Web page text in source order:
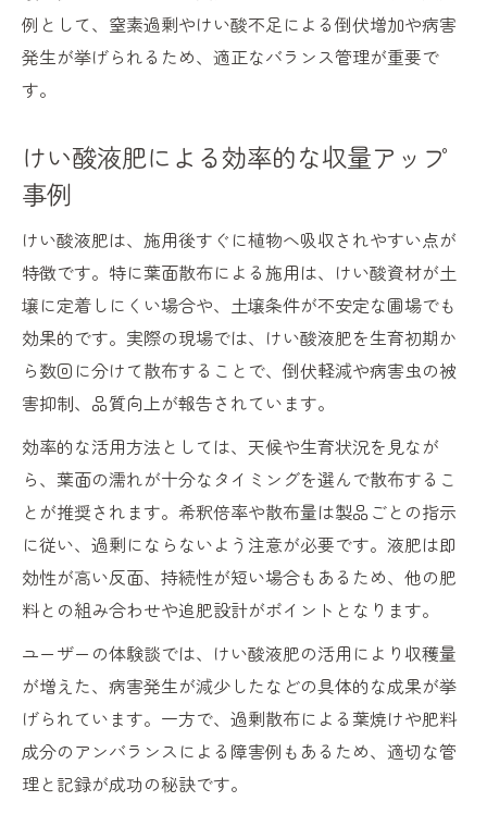
例として、窒素過剰やけい酸不足による倒伏増加や病害
発生が挙げられるため、適正なバランス管理が重要で
す。
けい酸液肥による効率的な収量アップ
事例
けい酸液肥は、施用後すぐに植物へ吸収されやすい点が
特徴です。特に葉面散布による施用は、けい酸資材が土
壌に定着しにくい場合や、土壌条件が不安定な圃場でも
効果的です。実際の現場では、けい酸液肥を生育初期か
ら数回に分けて散布することで、倒伏軽減や病害虫の被
害抑制、品質向上が報告されています。
効率的な活用方法としては、天候や生育状況を見なが
ら、葉面の濡れが十分なタイミングを選んで散布するこ
とが推奨されます。希釈倍率や散布量は製品ごとの指示
に従い、過剰にならないよう注意が必要です。液肥は即
効性が高い反面、持続性が短い場合もあるため、他の肥
料との組み合わせや追肥設計がポイントとなります。
ユーザーの体験談では、けい酸液肥の活用により収穫量
が増えた、病害発生が減少したなどの具体的な成果が挙
げられています。一方で、過剰散布による葉焼けや肥料
成分のアンバランスによる障害例もあるため、適切な管
理と記録が成功の秘訣です。